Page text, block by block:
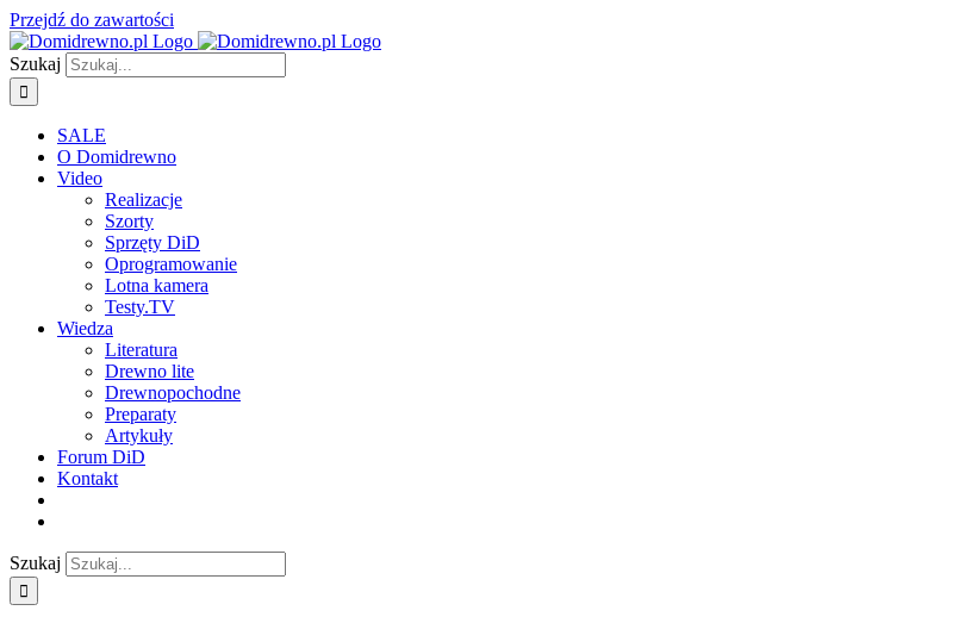
Przejdź do zawartości
Szukaj
SALE
O Domidrewno
Video
Realizacje
Szorty
Sprzęty DiD
Oprogramowanie
Lotna kamera
Testy.TV
Wiedza
Literatura
Drewno lite
Drewnopochodne
Preparaty
Artykuły
Forum DiD
Kontakt
Szukaj